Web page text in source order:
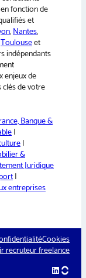
fonction de
et
,Nantes,
Toulouseet
indépendants
enjeux de
de votre
Banque &
|
|
&
Juridique
|
entreprises
Cookies
recruteur freelance
LinkedIn